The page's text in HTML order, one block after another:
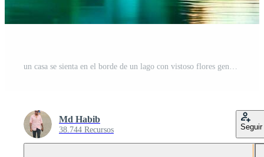
Md Habib
38.744 Recursos Seguir